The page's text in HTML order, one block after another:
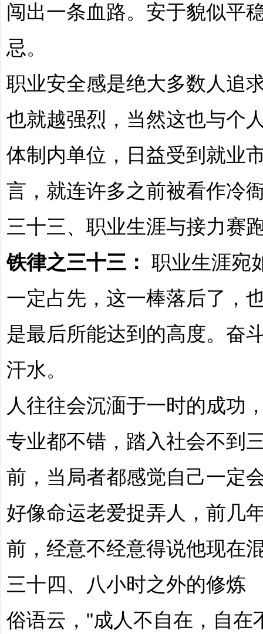
闯出一条血路。安于貌似平
忌。
职业安全感是绝大多数人追
也就越强烈，当然这也与个
体制内单位，日益受到就业
言，就连许多之前被看作冷
三十三、职业生涯与接力赛
铁律之三十三： 职业生涯宛
一定占先，这一棒落后了，
是最后所能达到的高度。奋
汗水。
人往往会沉湎于一时的成功
专业都不错，踏入社会不到
前，当局者都感觉自己一定
好像命运老爱捉弄人，前几
前，经意不经意得说他现在
三十四、八小时之外的修炼
俗语云，"成人不自在，自